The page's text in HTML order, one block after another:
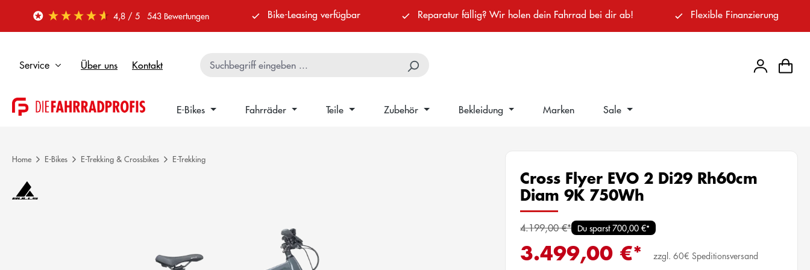
Hauptinhalt springen
Zur Suche springen
Zur Hauptnavigation springen
4,8 / 5 543 Bewertungen Bike-Leasing verfügbar Reparatur fällig? Wir holen dein Fahrrad bei dir ab! Flexible Finanzierung
Service Über uns Kontakt
E-Bikes Fahrräder Teile Zubehör Bekleidung Marken Sale
Cross Flyer EVO 2 Di29 Rh60cm
Diam 9K 750Wh
4.199,00 €* Du sparst 700,00 €*
3.499,00 €* zzgl. 60€ Speditionsversand
Home E-Bikes E-Trekking & Crossbikes E-Trekking